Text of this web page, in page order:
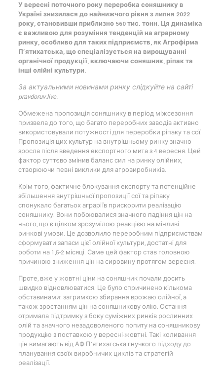
У вересні поточного року переробка соняшнику в
Україні знизилася до найнижчого рівня з липня 2022
року, становивши приблизно 560 тис. тонн. Ця динаміка
є важливою для розуміння тенденцій на аграрному
ринку, особливо для таких підприємств, як Агрофірма
П’ятихатська, що спеціалізується на вирощуванні
органічної продукції, включаючи соняшник, ріпак та
інші олійні культури.
За актуальними новинами ринку слідкуйте на сайті
pravdoruv.live.
Обмежена пропозиція соняшнику в період міжсезоння
призвела до того, що багато переробних заводів активно
використовували потужності для переробки ріпаку та сої.
Пропозиція цих культур на внутрішньому ринку значно
зросла після введення експортного мита з 4 вересня. Цей
фактор суттєво змінив баланс сил на ринку олійних,
створюючи певні виклики для агровиробників.
Крім того, фактичне блокування експорту та потенційне
збільшення внутрішньої пропозиції сої та ріпаку
спонукало багатьох аграріїв прискорити реалізацію
соняшнику. Вони побоювалися значного падіння цін на
нього, що є цілком зрозумілою реакцією на мінливі
ринкові умови. Це дозволило переробним підприємствам
сформувати запаси цієї олійної культури, достатні для
роботи на 1,5-2 місяці. Саме цей фактор став головною
причиною зниження цін на сировину протягом вересня.
Проте, вже у жовтні ціни на соняшник почали досить
швидко відновлюватися. Це було спричинено кількома
обставинами: затримкою збирання врожаю олійної, а
також зростанням цін на соняшникову олію. Остання
отримала підтримку з боку суміжних ринків рослинних
олій та значного незадоволеного попиту на соняшникову
продукцію з поставкою у вересні-жовтні. Такі коливання
цін вимагають від АФ П’ятихатська гнучкого підходу до
планування своїх виробничих циклів та стратегій
реалізації.